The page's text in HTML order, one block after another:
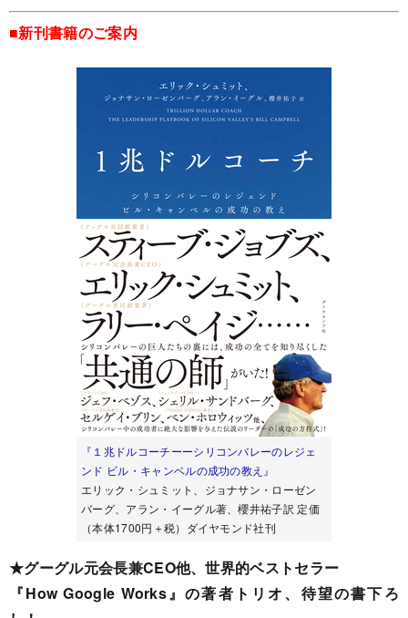
■新刊書籍のご案内
『１兆ドルコーチーーシリコンバレーのレジェ
ンド ビル・キャンベルの成功の教え』
エリック・シュミット、ジョナサン・ローゼン
バーグ、アラン・イーグル著、櫻井祐子訳 定価
（本体1700円＋税）ダイヤモンド社刊
★グーグル元会長兼CEO他、世界的ベストセラー
『How Google Works』の著者トリオ、待望の書下ろ